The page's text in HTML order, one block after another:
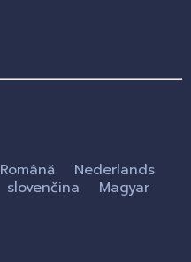
Română
Nederlands
slovenčina
Magyar